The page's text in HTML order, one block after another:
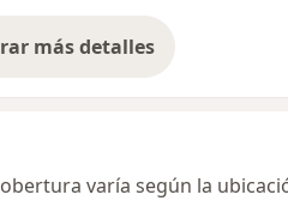
más detalles
sobre la dirección
varía según la